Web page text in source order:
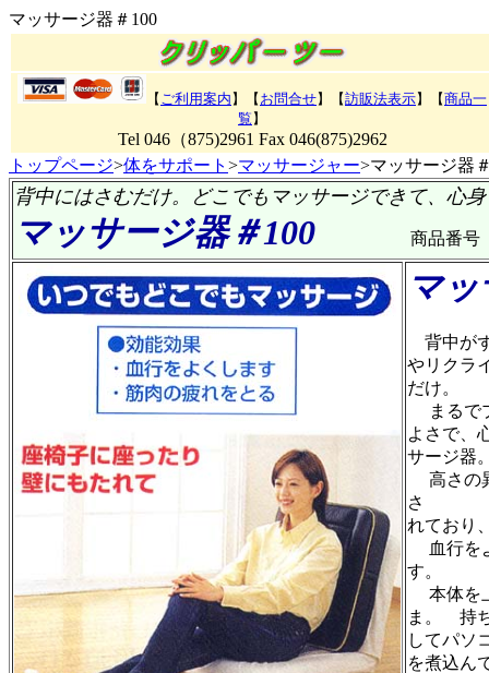
マッサージ器＃100
【 ご利用案内 】【 お問合せ】【訪販法表示】【商品一
覧 】
Tel 046（875)2961 Fax 046(875)2962
トップページ>体をサポート >マッサージャー>マッサージ器
背中にはさむだけ。どこでもマッサージできて、心
マッサージ器＃100 商品番号
マ
背中が
やリクラ
だけ。
まるで
よさで、
サージ器
高さの
さ
れており
血行を
す。
本体を
ま。 持
してパソ
を煮込ん